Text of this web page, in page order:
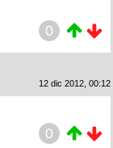
0
12 dic 2012, 00:12
0